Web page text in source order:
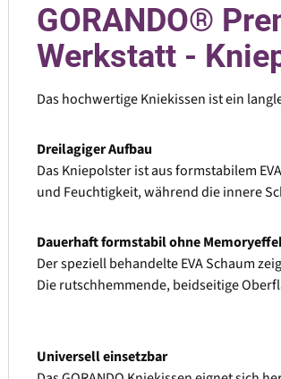
GORANDO®
Werkstatt -
Das hochwertige Kniekissen ist ein
Dreilagiger Aufbau
Das Kniepolster ist aus formstabilem
und Feuchtigkeit, während die innere
Dauerhaft formstabil ohne
Der speziell behandelte EVA Schaum
Die rutschhemmende, beidseitige
Universell einsetzbar